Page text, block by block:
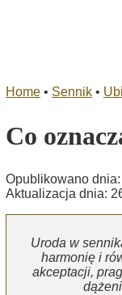
Home • Sennik •
Co
Opublikowano
Aktualizacja dnia:
Uroda w
harmonię i
akceptacji,